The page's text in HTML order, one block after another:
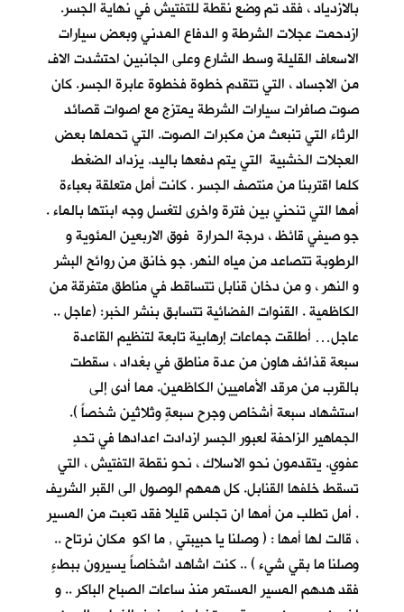
بالازدياد ، فقد تم وضع نقطة للتفتيش في نهاية الجسر.
ازدحمت عجلات الشرطة و الدفاع المدني وبعض سيارات
الاسعاف القليلة وسط الشارع وعلى الجانبين احتشدت الاف
من الاجساد ، التي تتقدم خطوة فخطوة عابرة الجسر. كان
صوت صافرات سيارات الشرطة يمتزج مع اصوات قصائد
الرثاء التي تنبعث من مكبرات الصوت. التي تحملها بعض
العجلات الخشبية التي يتم دفعها باليد. يزداد الضغط
كلما اقتربنا من منتصف الجسر . كانت أمل متعلقة بعباءة
أمها التي تنحني بين فترة واخرى لتغسل وجه ابنتها بالماء .
جو صيفي قائظ ، درجة الحرارة فوق الاربعين المئوية و
الرطوبة تتصاعد من مياه النهر. جو خانق من روائح البشر
و النهر ، و من دخان قنابل تتساقط في مناطق متفرقة من
الكاظمية . القنوات الفضائية تتسابق بنشر الخبر: (عاجل ..
عاجل… أطلقت جماعات إرهابية تابعة لتنظيم القاعدة
سبعة قذائف هاون من عدة مناطق في بغداد ، سقطت
بالقرب من مرقد الأماميين الكاظمين. مما أدى إلى
استشهاد سبعة أشخاص وجرح سبعةٍ وثلاثين شخصاً ).
الجماهير الزاحفة لعبور الجسر ازدادت اعدادها في تحدٍ
عفوي. يتقدمون نحو الاسلاك ، نحو نقطة التفتيش ، التي
تسقط خلفها القنابل. كل همهم الوصول الى القبر الشريف
. أمل تطلب من أمها ان تجلس قليلا فقد تعبت من المسير
، قالت لها أمها : ( وصلنا يا حبيبتي , ما اكو مكان نرتاح ..
وصلنا ما بقي شيء ) .. كنت اشاهد اشخاصاً يسيرون ببطءٍ
فقد هدهم المسير المستمر منذ ساعات الصباح الباكر .. و